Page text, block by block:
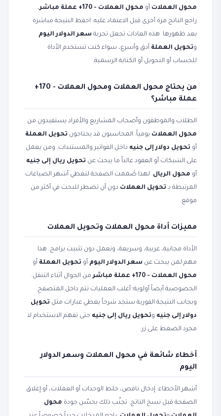
محول العملات أو محول العملات - 170+ عملة مباشر
،
راجع الناتج مرة أخرى قبل الاعتماد عليه. احفظ النتيجة مباشرة
بعد ظهورها. هذه العادات تجعل تجربة سعر الدولار اليوم
وتحويل العملة أدق وأسرع، سواء كنت تستخدم الأداة
للحساب أو التحويل أو الكتابة الرسمية.
من يحتاج محول العملات ومحول العملات - 170+
عملة مباشر؟
الطلاب والموظفون وأصحاب المشاريع والأفراد يستفيدون من
محول العملات يومياً. المحاسبون قد يحتاجون تحويل العملة
أو تحويل دولار إلى جنيه داخل الفواتير والمستندات. ومن يعمل
على الشيكات أو العقود غالباً ما يبحث عن تحويل ريال إلى جنيه
أو محول الريال. لهذا صُممت الصفحة لتغطي أشهر الصياغات
المرتبطة بـ تحويل العملات دون أن تضطر للبحث في أكثر من
موقع.
مميزات أداة محول العملات وتحويل العملات
الأداة مجانية، عربية، وسريعة، وتعمل دون تثبيت برامج. هذا
مهم لمن يبحث عن سعر الدولار اليوم أو تحويل العملة أو
محول العملات - 170+ عملة مباشر
من الجوال أثناء التنقل.
الخصوصية أيضاً أولوية؛ أغلب العمليات تتم داخل المتصفح.
وبجانب النتيجة الفورية ستجد شرحاً يغطي عبارات مثل تحويل
دولار إلى جنيه وتحويل ريال إلى جنيه حتى تفهم الاستخدام لا
مجرد الضغط على زر.
أخطاء شائعة في محول العملات وسعر الدولار
اليوم
أشهر الأخطاء: إدخال ناقص، خلط الوحدات أو العملات، أو إغلاق
الصفحة قبل نسخ الناتج. تجنّب ذلك يحسّن جودة محول